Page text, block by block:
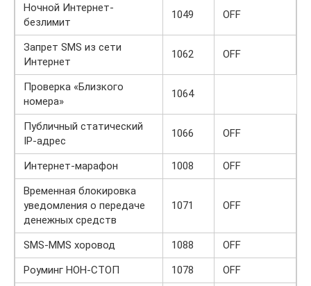
Ночной Интернет-
безлимит
1049 OFF
Запрет SMS из сети
Интернет
1062 OFF
Проверка «Близкого
номера»
1064
Публичный статический
IP-адрес
1066 OFF
Интернет-марафон 1008
OFF
Временная блокировка
уведомления о передаче
денежных средств
1071 OFF
SMS-MMS хоровод 1088
OFF
Роуминг НОН-СТОП
1078
OFF